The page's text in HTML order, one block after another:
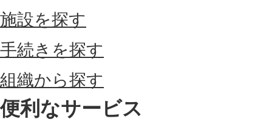
施設を探す
手続きを探す
組織から探す
便利なサービス